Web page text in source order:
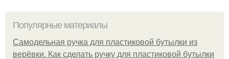
Популярные материалы
Самодельная ручка для пластиковой бутылки из
верёвки. Как сделать ручку для пластиковой бутылки